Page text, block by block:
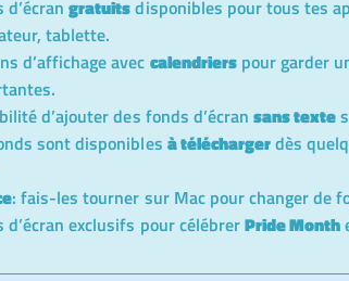
d’écrangratuitsdisponibles pour tous tes
tablette.
d’affichage avec calendrierspour garder
d’ajouter des fonds d’écran sans texte
sont disponibles à téléchargerdès
: fais-les tourner sur Mac pour changer de
d’écran exclusifs pour célébrerPride Month